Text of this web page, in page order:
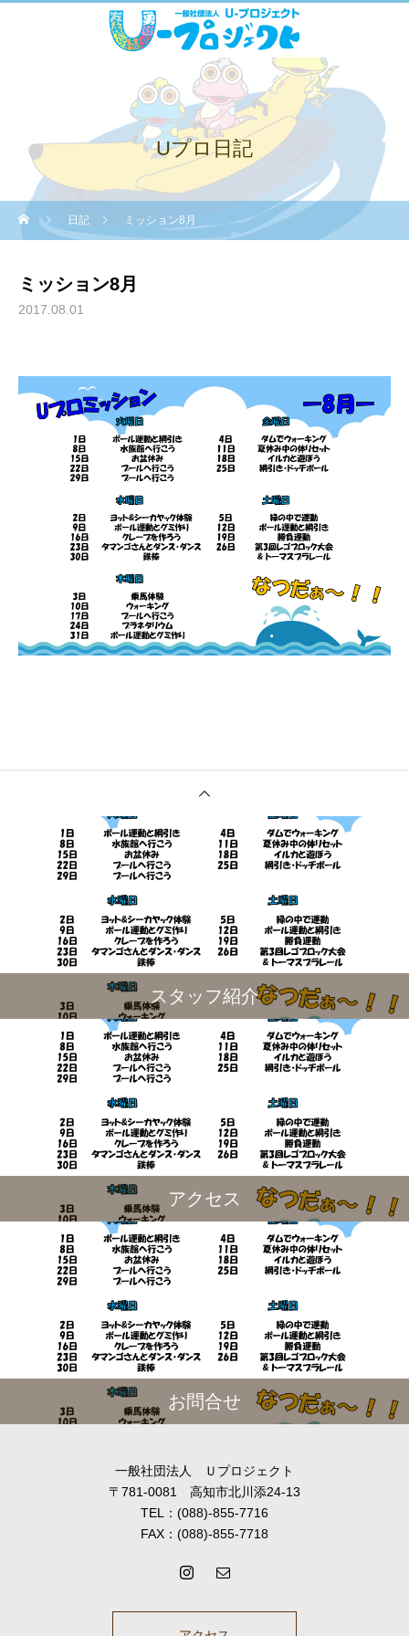
Uプロ日記
日記 ミッション8月
ミッション8月
2017.08.01
スタッフ紹介
アクセス
お問合せ
一般社団法人 Ｕプロジェクト
〒781-0081 高知市北川添24-13
TEL：(088)-855-7716
FAX：(088)-855-7718